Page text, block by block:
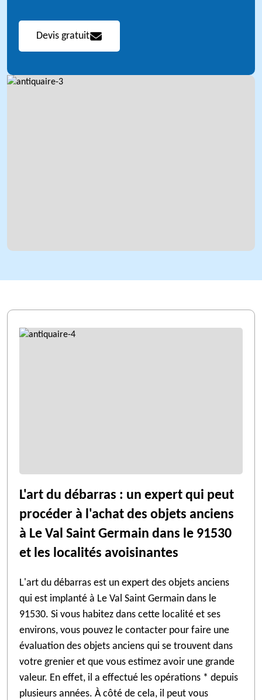
Devis gratuit
L'art du débarras : un expert qui peut
procéder à l'achat des objets anciens
à Le Val Saint Germain dans le 91530
et les localités avoisinantes
L'art du débarras est un expert des objets anciens
qui est implanté à Le Val Saint Germain dans le
91530. Si vous habitez dans cette localité et ses
environs, vous pouvez le contacter pour faire une
évaluation des objets anciens qui se trouvent dans
votre grenier et que vous estimez avoir une grande
valeur. En effet, il a effectué les opérations * depuis
plusieurs années. À côté de cela, il peut vous